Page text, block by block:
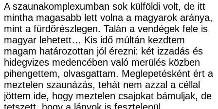
A szaunakomplexumban sok külföldi volt, de itt
mintha magasabb lett volna a magyarok aránya,
mint a fürdőrészlegen. Talán a vendégek fele is
magyar lehetett… Kis idő múltán kezdtem
magam határozottan jól érezni: két izzadás és
hidegvizes medencében való merülés közben
pihengettem, olvasgattam. Meglepetésként ért a
meztelen szaunázás, tehát nem azzal a céllal
jöttem ide, hogy meztelen csajokat bámuljak, de